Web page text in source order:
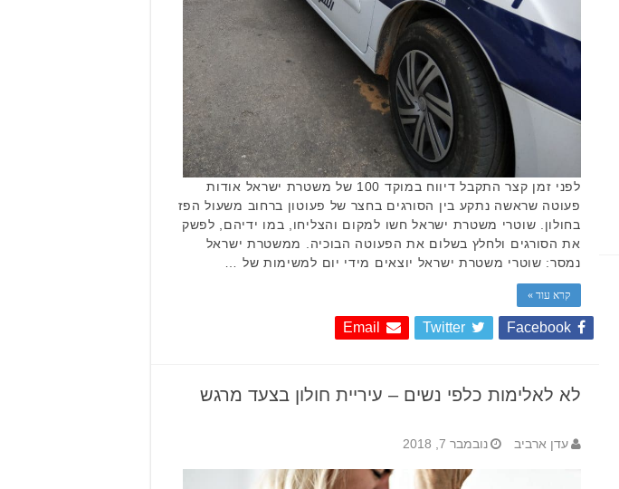
לפני זמן קצר התקבל דיווח במוקד 100 של משטרת ישראל אודות
פעוטה שראשה נתקע בין הסורגים בחצר של פעוטון ברחוב משעול הפז
בחולון. שוטרי משטרת ישראל חשו למקום והצליחו, במו ידיהם, לפשק
את הסורגים ולחלץ בשלום את הפעוטה הבוכיה. ממשטרת ישראל
נמסר: שוטרי משטרת ישראל יוצאים מידי יום למשימות של …
קרא עוד »
Facebook
Twitter
Email
לא לאלימות כלפי נשים – עיריית חולון בצעד מרגש
עדן ארביב נובמבר 7, 2018